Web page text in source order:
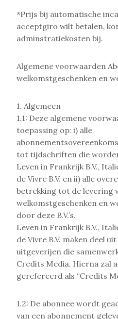
*Prijs bij automatische
acceptgiro wilt betalen,
adminstratiekosten bij.
Algemene voorwaarden
welkomstgeschenken en
1. Algemeen
1.1: Deze algemene
toepassing op: i) alle
tot tijdschriften die
Leven in Frankrijk B.V.,
de Vivre B.V. en ii) alle
betrekking tot de levering
welkomstgeschenken en
door deze B.V.’s.
Leven in Frankrijk B.V.,
de Vivre B.V. maken deel
uitgeverijen die
Credits Media. Hierna zal
gerefereerd als “Credits
1.2: De abonnee wordt
van een abonnement